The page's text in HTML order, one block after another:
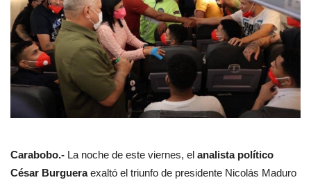
Carabobo.- La noche de este viernes, el analista político
César Burgueraexaltó el triunfo de presidente Nicolás Maduro